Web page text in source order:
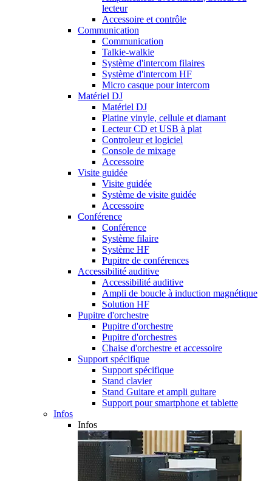
lecteur
Accessoire et contrôle
Communication
Communication
Talkie-walkie
Système d'intercom filaires
Système d'intercom HF
Micro casque pour intercom
Matériel DJ
Matériel DJ
Platine vinyle, cellule et diamant
Lecteur CD et USB à plat
Controleur et logiciel
Console de mixage
Accessoire
Visite guidée
Visite guidée
Système de visite guidée
Accessoire
Conférence
Conférence
Système filaire
Système HF
Pupitre de conférences
Accessibilité auditive
Accessibilité auditive
Ampli de boucle à induction magnétique
Solution HF
Pupitre d'orchestre
Pupitre d'orchestre
Pupitre d'orchestres
Chaise d'orchestre et accessoire
Support spécifique
Support spécifique
Stand clavier
Stand Guitare et ampli guitare
Support pour smartphone et tablette
Infos
Infos